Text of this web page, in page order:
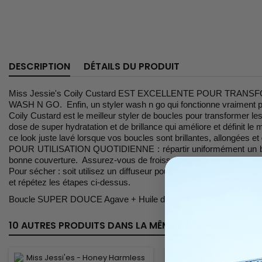
DESCRIPTION DÉTAILS DU PRODUIT
Miss Jessie's Coily Custard EST EXCELLENTE POUR
WASH N GO. Enfin, un styler wash n go qui fonctionne vraiment
Coily Custard est le meilleur styler de boucles pour transformer
dose de super hydratation et de brillance qui améliore et définit
ce look juste lavé lorsque vos boucles sont brillantes, allongées
POUR UTILISATION QUOTIDIENNE : répartir uniformément
bonne couverture. Assurez-vous de froisser les cheveux pour
Pour sécher : soit utilisez un diffuseur pour sécher les cheveux,
et répétez les étapes ci-dessus.
Boucle SUPER DOUCE Agave + Huile de coco
10 AUTRES PRODUITS DANS LA MÊME CATÉGORIE :